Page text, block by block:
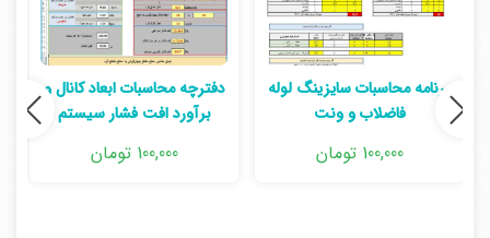
برنامه محاسبات سایزینگ لوله
فاضلاب و ونت
100,000 تومان
دفترچه محاسبات ابعاد کانال و
برآورد افت فشار سیستم
100,000 تومان